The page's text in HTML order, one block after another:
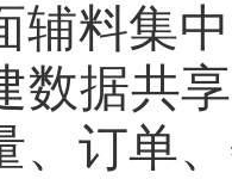
辅料集
数据共
、订单